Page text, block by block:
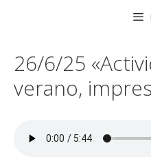
26/6/25
verano,